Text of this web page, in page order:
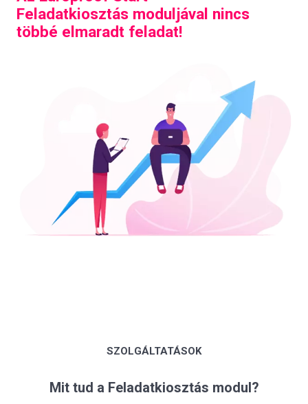
Feladatkiosztás moduljával nincs
többé elmaradt feladat!
SZOLGÁLTATÁSOK
Mit tud a Feladatkiosztás modul?